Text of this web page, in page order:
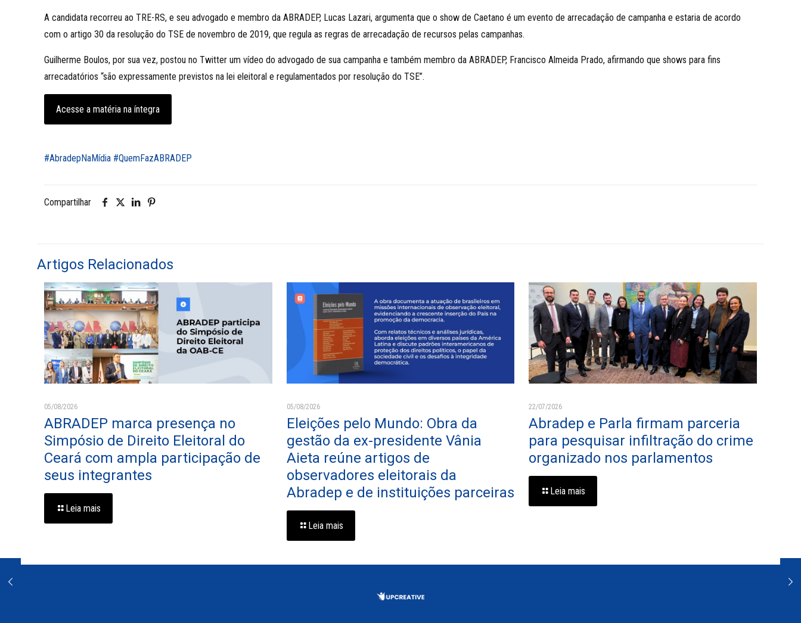
A candidata recorreu ao TRE-RS, e seu advogado e membro da ABRADEP, Lucas Lazari, argumenta que o show de Caetano é um evento de arrecadação de campanha e estaria de acordo
com o artigo 30 da resolução do TSE de novembro de 2019, que regula as regras de arrecadação de recursos pelas campanhas.
Guilherme Boulos, por sua vez, postou no Twitter um vídeo do advogado de sua campanha e também membro da ABRADEP, Francisco Almeida Prado, afirmando que shows para fins
arrecadatórios “são expressamente previstos na lei eleitoral e regulamentados por resolução do TSE”.⠀
Acesse a matéria na íntegra
#AbradepNaMídia #QuemFazABRADEP
Compartilhar
Artigos Relacionados
05/08/2026
ABRADEP marca presença no
Simpósio de Direito Eleitoral do
Ceará com ampla participação de
seus integrantes
Leia mais
05/08/2026
Eleições pelo Mundo: Obra da
gestão da ex-presidente Vânia
Aieta reúne artigos de
observadores eleitorais da
Abradep e de instituições parceiras
Leia mais
22/07/2026
Abradep e Parla firmam parceria
para pesquisar infiltração do crime
organizado nos parlamentos
Leia mais